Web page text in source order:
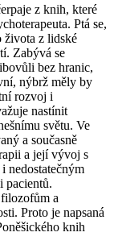
z knih, které
Ptá se,
života z lidské
Zabývá se
bez hranic,
nýbrž měly by
rozvoj i
nastínit
světu. Ve
a současně
a její vývoj s
nedostatečným
pacientů.
a
Proto je napsaná
knih